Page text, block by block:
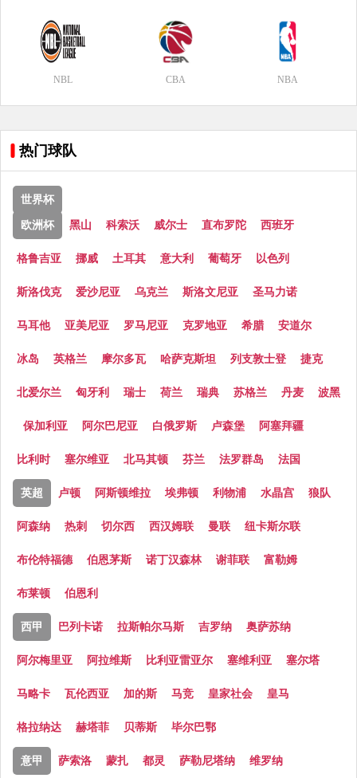
NBL CBA NBA
热门球队
世界杯
欧洲杯 黑山 科索沃 威尔士 直布罗陀 西班牙
格鲁吉亚 挪威 土耳其 意大利 葡萄牙 以色列
斯洛伐克 爱沙尼亚 乌克兰 斯洛文尼亚 圣马力诺
马耳他 亚美尼亚 罗马尼亚 克罗地亚 希腊 安道尔
冰岛 英格兰 摩尔多瓦 哈萨克斯坦 列支敦士登 捷克
北爱尔兰 匈牙利 瑞士 荷兰 瑞典 苏格兰 丹麦 波黑
保加利亚 阿尔巴尼亚 白俄罗斯 卢森堡 阿塞拜疆
比利时 塞尔维亚 北马其顿 芬兰 法罗群岛 法国
英超 卢顿 阿斯顿维拉 埃弗顿 利物浦 水晶宫 狼队
阿森纳 热刺 切尔西 西汉姆联 曼联 纽卡斯尔联
布伦特福德 伯恩茅斯 诺丁汉森林 谢菲联 富勒姆
布莱顿 伯恩利
西甲 巴列卡诺 拉斯帕尔马斯 吉罗纳 奥萨苏纳
阿尔梅里亚 阿拉维斯 比利亚雷亚尔 塞维利亚 塞尔塔
马略卡 瓦伦西亚 加的斯 马竞 皇家社会 皇马
格拉纳达 赫塔菲 贝蒂斯 毕尔巴鄂
意甲 萨索洛 蒙扎 都灵 萨勒尼塔纳 维罗纳